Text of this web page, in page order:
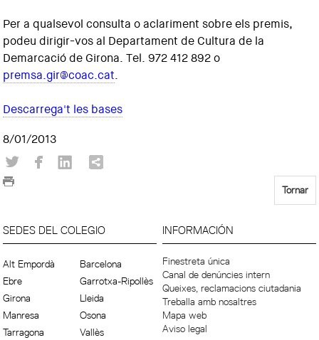
Per a qualsevol consulta o aclariment sobre els premis,
podeu dirigir-vos al Departament de Cultura de la
Demarcació de Girona. Tel. 972 412 892 o
premsa.gir@coac.cat.
Descarrega't les bases
8/01/2013
Tornar
SEDES DEL COLEGIO
Alt Empordà
Barcelona
Ebre
Garrotxa-Ripollès
Girona
Lleida
Manresa
Osona
Tarragona
Vallès
INFORMACIÓN
Finestreta única
Canal de denúncies intern
Queixes, reclamacions ciutadania
Treballa amb nosaltres
Mapa web
Aviso legal